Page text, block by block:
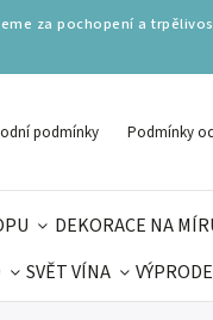
za pochopení a
podmínky Podmínky
DEKORACE NA
SVĚT VÍNA